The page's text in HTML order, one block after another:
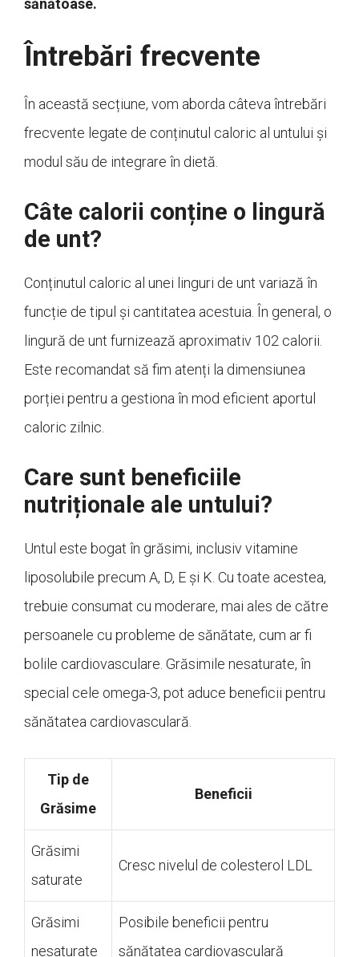
sănătoase.
Întrebări frecvente
În această secțiune, vom aborda câteva întrebări
frecvente legate de conținutul caloric al untului și
modul său de integrare în dietă.
Câte calorii conține o lingură
de unt?
Conținutul caloric al unei linguri de unt variază în
funcție de tipul și cantitatea acestuia. În general, o
lingură de unt furnizează aproximativ 102 calorii.
Este recomandat să fim atenți la dimensiunea
porției pentru a gestiona în mod eficient aportul
caloric zilnic.
Care sunt beneficiile
nutriționale ale untului?
Untul este bogat în grăsimi, inclusiv vitamine
liposolubile precum A, D, E și K. Cu toate acestea,
trebuie consumat cu moderare, mai ales de către
persoanele cu probleme de sănătate, cum ar fi
bolile cardiovasculare. Grăsimile nesaturate, în
special cele omega-3, pot aduce beneficii pentru
sănătatea cardiovasculară.
Tip de
Grăsime
Beneficii
Grăsimi
saturate
Cresc nivelul de colesterol LDL
Grăsimi
nesaturate
Posibile beneficii pentru
sănătatea cardiovasculară